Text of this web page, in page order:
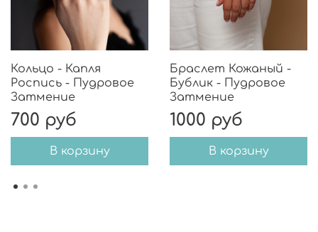
Кольцо - Капля
Роспись - Пудровое
Затмение
700 руб
В корзину
Браслет Кожаный -
Бублик - Пудровое
Затмение
1000 руб
В корзину